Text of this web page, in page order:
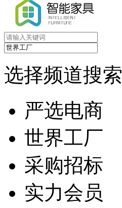
选择频道搜索
严选电商
世界工厂
采购招标
实力会员